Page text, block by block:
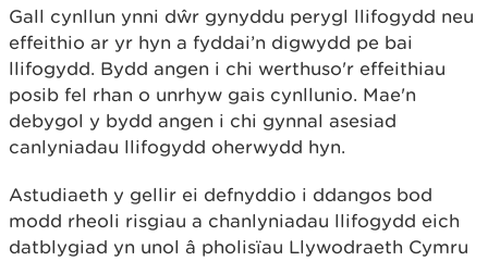
Gall cynllun ynni dŵr gynyddu perygl llifogydd neu
effeithio ar yr hyn a fyddai’n digwydd pe bai
llifogydd. Bydd angen i chi werthuso'r effeithiau
posib fel rhan o unrhyw gais cynllunio. Mae'n
debygol y bydd angen i chi gynnal asesiad
canlyniadau llifogydd oherwydd hyn.
Astudiaeth y gellir ei defnyddio i ddangos bod
modd rheoli risgiau a chanlyniadau llifogydd eich
datblygiad yn unol â pholisïau Llywodraeth Cymru